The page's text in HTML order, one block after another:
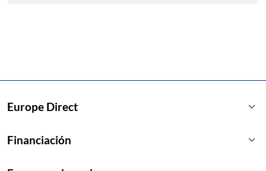
Europe Direct keyboard_arrow_down
Financiación keyboard_arrow_down